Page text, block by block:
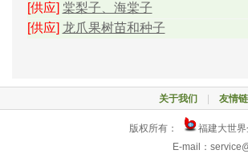
[供应] 棠梨子、海棠子
[供应] 龙爪果树苗和种子
关于我们 友情
版权所有：
福建大世
E-mail：